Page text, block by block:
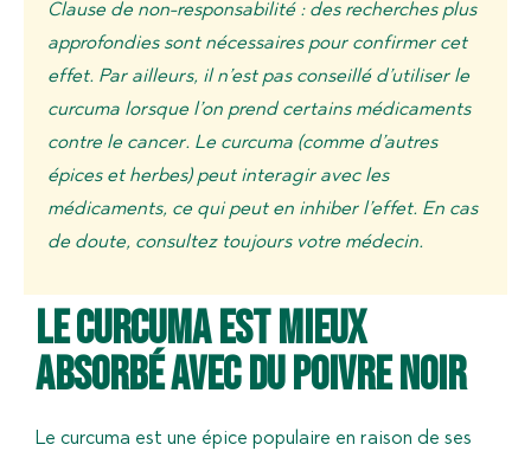
Clause de non-responsabilité : des recherches plus
approfondies sont nécessaires pour confirmer cet
effet. Par ailleurs, il n’est pas conseillé d’utiliser le
curcuma lorsque l’on prend certains médicaments
contre le cancer. Le curcuma (comme d’autres
épices et herbes) peut interagir avec les
médicaments, ce qui peut en inhiber l’effet. En cas
de doute, consultez toujours votre médecin.
Le curcuma est mieux
absorbé avec du poivre noir
Le curcuma est une épice populaire en raison de ses